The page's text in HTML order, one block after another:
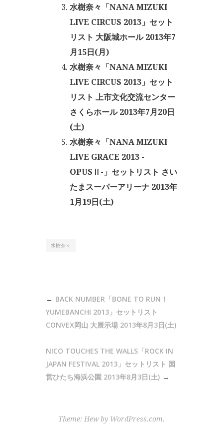
水樹奈々「NANA MIZUKI
LIVE CIRCUS 2013」セット
リスト 大阪城ホール 2013年7
月15日(月)
水樹奈々「NANA MIZUKI
LIVE CIRCUS 2013」セット
リスト 上市文化交流センター
さくらホール 2013年7月20日
(土)
水樹奈々「NANA MIZUKI
LIVE GRACE 2013 -
OPUSⅡ-」セットリスト さい
たまスーパーアリーナ 2013年
1月19日(土)
水樹奈々
BACK NUMBER「BONE TO RUN！
YUMEBANCHI 2013」セットリスト
CONVEX岡山 大展示場 2013年8月3日(土)
NICO TOUCHES THE WALLS「ROCK IN
JAPAN FESTIVAL 2013」セットリスト 国
営ひたち海浜公園 2013年8月3日(土)
Theme: Hew by WordPress.com.